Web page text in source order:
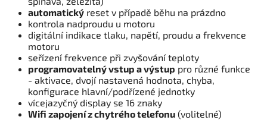
automatický reset v případě běhu na prázdno
kontrola nadproudu u motoru
digitální indikace tlaku, napětí, proudu a frekvence
motoru
seřízení frekvence při zvyšování teploty
programovatelný vstup a výstup pro různé funkce
- aktivace, dvojí nastavená hodnota, chyba,
konfigurace hlavní/podřízené jednotky
vícejazyčný display se 16 znaky
Wifi zapojení z chytrého telefonu (volitelné)